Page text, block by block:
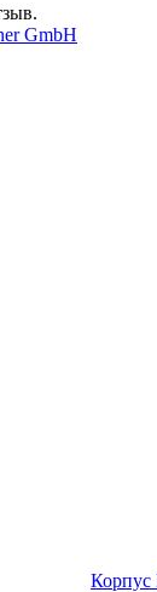
GmbH
Корпус